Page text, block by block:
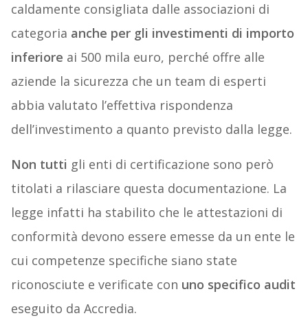
caldamente consigliata dalle associazioni di
categoria anche per gli investimenti di importo
inferiore ai 500 mila euro, perché offre alle
aziende la sicurezza che un team di esperti
abbia valutato l’effettiva rispondenza
dell’investimento a quanto previsto dalla legge.
Non tutti gli enti di certificazione sono però
titolati a rilasciare questa documentazione. La
legge infatti ha stabilito che le attestazioni di
conformità devono essere emesse da un ente le
cui competenze specifiche siano state
riconosciute e verificate con uno specifico audit
eseguito da Accredia.